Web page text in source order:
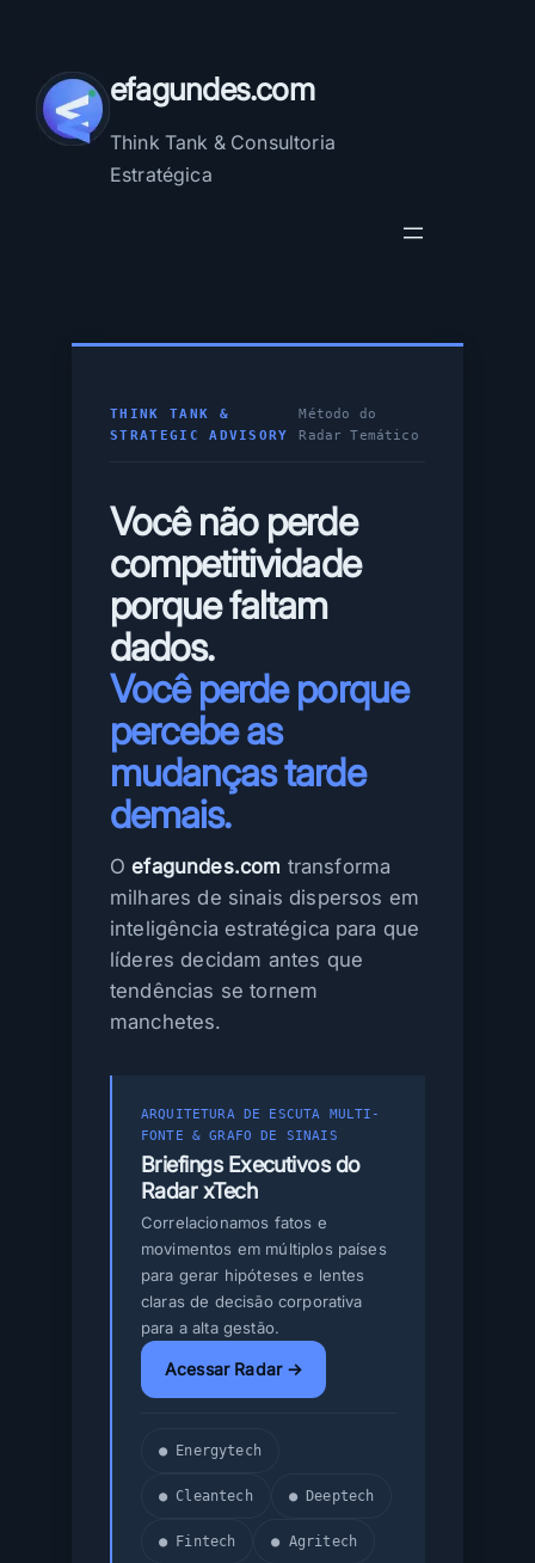
conteúdo
efagundes.com
Think Tank & Consultoria
Estratégica
THINK TANK &
STRATEGIC ADVISORY
Método do
Radar Temático
Você não perde
competitividade
porque faltam
dados.
Você perde porque
percebe as
mudanças tarde
demais.
Oefagundes.com transforma
milhares de sinais dispersos em
inteligência estratégica para que
líderes decidam antes que
tendências se tornem
manchetes.
ARQUITETURA DE ESCUTA MULTI-
FONTE & GRAFO DE SINAIS
Briefings Executivos do
Radar xTech
Correlacionamos fatos e
movimentos em múltiplos países
para gerar hipóteses e lentes
claras de decisão corporativa
para a alta gestão.
Acessar Radar →
● Energytech
● Cleantech ● Deeptech
● Fintech ● Agritech